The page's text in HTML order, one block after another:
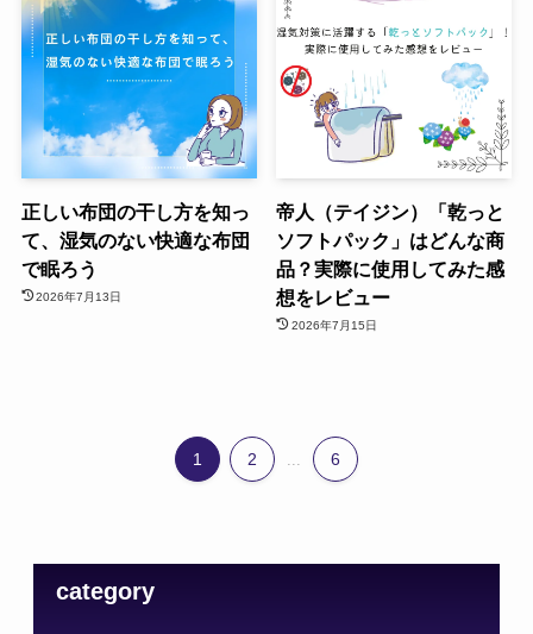
正しい布団の干し方を知っ
て、湿気のない快適な布団
で眠ろう
2026年7月13日
帝人（テイジン）「乾っと
ソフトパック」はどんな商
品？実際に使用してみた感
想をレビュー
2026年7月15日
1 2 6
category